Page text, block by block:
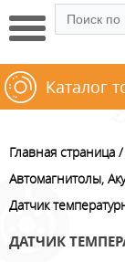
Каталог
Главная страница
Автомагнитолы,
Датчик
ДАТЧИК